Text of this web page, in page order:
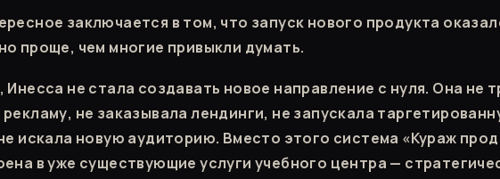
заключается в том, что запуск нового продукта
проще, чем многие привыкли думать.
не стала создавать новое направление с нуля. Она не
не заказывала лендинги, не запускала
искала новую аудиторию. Вместо этого система «Кураж
в уже существующие услуги учебного центра —